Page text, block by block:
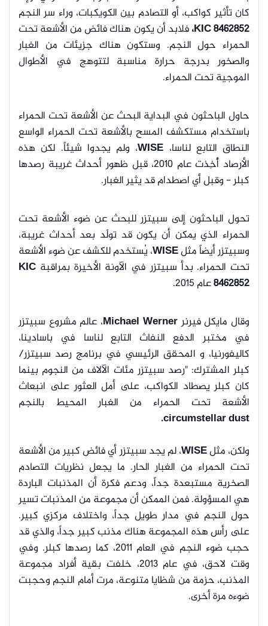
كان تأثير كواكب، أو التصادم بين الكويكبات، وراء سر النجم
KIC 8462852، فلابد أن يكون هناك فائض من الأشعة تحت
الحمراء حول النجم. وستكون هناك جزيئات من الغبار
والصخور بدرجة حرارة مناسبة لتتوهج في الأطوال
الموجية تحت الحمراء.
حاول الباحثون في البداية البحث عن الأشعة تحت الحمراء
باستخدام مستكشف المسح بالأشعة تحت الحمراء الواسع
النطاق التابع لناسا، WISE، ولم يجدوا شيئاً. لكن هذه
الأرصاد أُخِذت عام 2010، قبل ظهور أحداث غريبة رصدها
كبلر - وقبل أي اصطدام قد يثير الغبار.
تحول الباحثون إلى سبيتزر للبحث عن ضوء الأشعة تحت
الحمراء الذي يمكن أن يكون قد تولّد بعد أحداث غريبة،
وسبيتزر أيضاً مثلWISE، يُستخدم للكشف عن ضوء الأشعة
تحت الحمراء. بدأ سبيتزر في الآونة الأخيرة بمراقبة KIC
8462852عام 2015.
وقال مايكل فيرنرMichael Werner
، عالم مشروع سبيتزر
في مختبر الدفع النفاث التابع لناسا في باسادينا،
كاليفورنيا، و المحقق الرئيسي في برنامج رصد سبيتزر/
كبلر المشترك: "رصد سبيتزر مئات الآلاف من النجوم بينما
كان كبلر يصطاد الكواكب، على أمل العثور على انبعاث
الأشعة تحت الحمراء من الغبار المحيط بالنجم
circumstellar dust.
ولكن، مثلWISE، لم يجد سبيتزر أي فائض كبير من الأشعة
تحت الحمراء من الغبار الحار. ما يجعل نظريات التصادم
الصخرية مستبعدة جداً، ودعم فكرة أن المذنبات الباردة
هي المسؤولة. فمن الممكن أن مجموعة من المذنبات تسير
حول النجم في مدار طويل جداً، واختلاف مركزي كبير.
على رأس هذه المجموعة هناك مذنب كبير جداً، والذي قد
حجب ضوء النجم في العام 2011، كما رصدها كبلر. وفي
وقت لاحق، في عام 2013، خلفت بقية أفراد مجموعة
المذنب، حزمة من شظايا متنوعة، مرت أمام النجم وحجبت
ضوءه مرة أخرى.